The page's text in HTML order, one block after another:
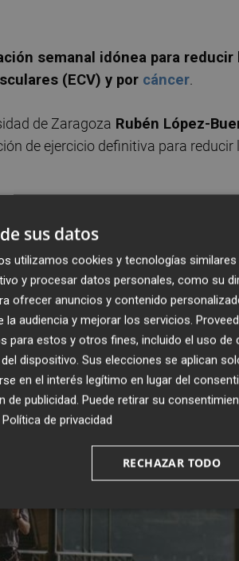
semanal idónea para reducir
(ECV) y por cáncer.
de Zaragoza Rubén López-
de ejercicio definitiva para reducir
sus datos
utilizamos cookies y tecnologías similares
y procesar datos personales, como su
ofrecer anuncios y contenido
audiencia y mejorar los servicios.
para estos y otros fines, incluido el uso de
dispositivo. Sus elecciones se aplican
en el interés legítimo en lugar del
de publicidad. Puede retirar su
Política de privacidad
RECHAZAR TODO